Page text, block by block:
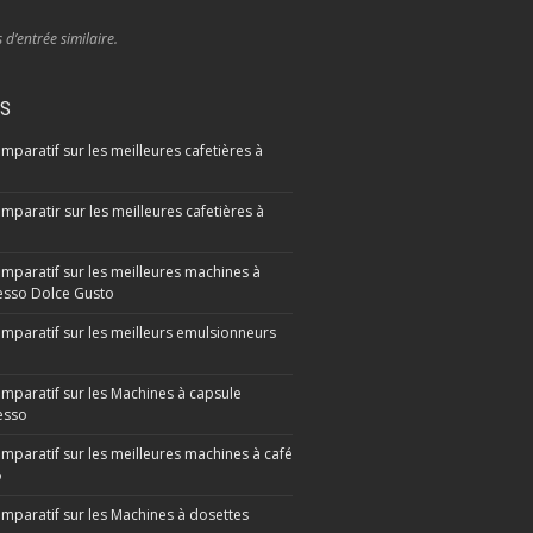
d’entrée similaire.
sur les meilleures cafetières à
sur les meilleures cafetières à
sur les meilleures machines à
Dolce Gusto
sur les meilleurs emulsionneurs
sur les Machines à capsule
sur les meilleures machines à café
sur les Machines à dosettes